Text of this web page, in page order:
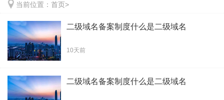
当前位置： 首页>
二级域名备案制度什么是二级域名
10天前
二级域名备案制度什么是二级域名